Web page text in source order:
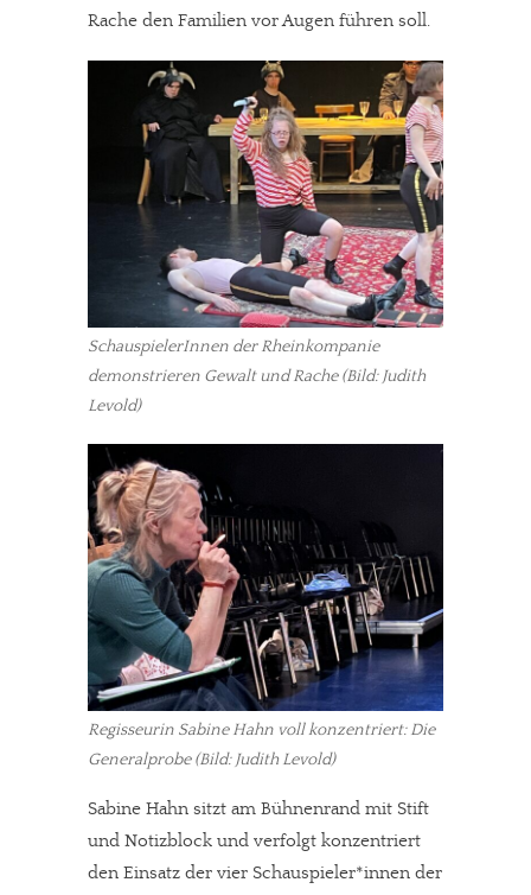
Rache den Familien vor Augen führen soll.
SchauspielerInnen der Rheinkompanie
demonstrieren Gewalt und Rache (Bild: Judith
Levold)
Regisseurin Sabine Hahn voll konzentriert: Die
Generalprobe (Bild: Judith Levold)
Sabine Hahn sitzt am Bühnenrand mit Stift
und Notizblock und verfolgt konzentriert
den Einsatz der vier Schauspieler*innen der